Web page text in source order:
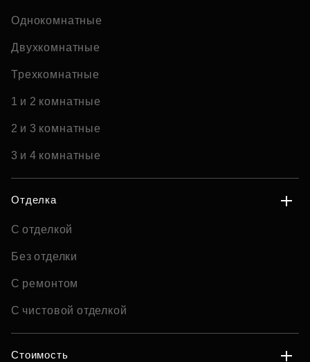
Однокомнатные
Двухкомнатные
Трехкомнатные
1 и 2 комнатные
2 и 3 комнатные
3 и 4 комнатные
Отделка
С отделкой
Без отделки
С ремонтом
С чистовой отделкой
Стоимость